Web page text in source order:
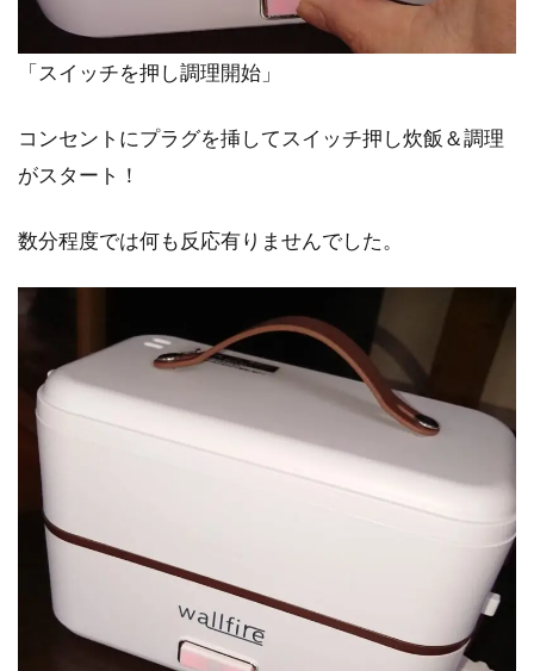
「スイッチを押し調理開始」
コンセントにプラグを挿してスイッチ押し炊飯＆調理
がスタート！
数分程度では何も反応有りませんでした。